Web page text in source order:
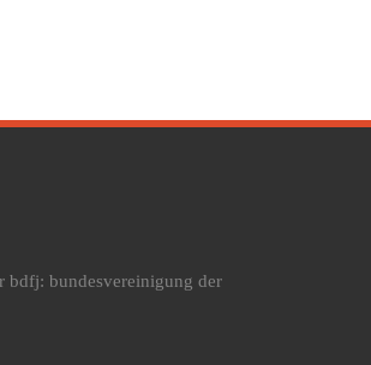
bdfj: bundesvereinigung der